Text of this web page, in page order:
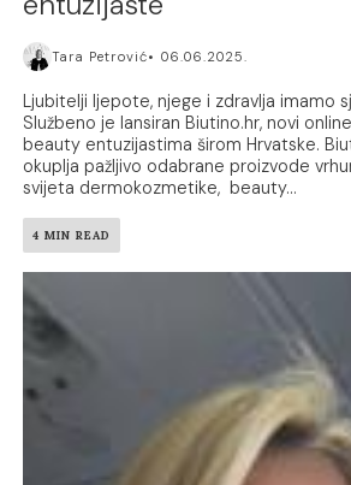
Tara Petrović 06.06.2025.
Ljubitelji ljepote, njege i zdravlja imamo
Službeno je lansiran Biutino.hr, novi
beauty entuzijastima širom Hrvatske.
okuplja pažljivo odabrane proizvode
svijeta dermokozmetike, beauty...
4 MIN READ